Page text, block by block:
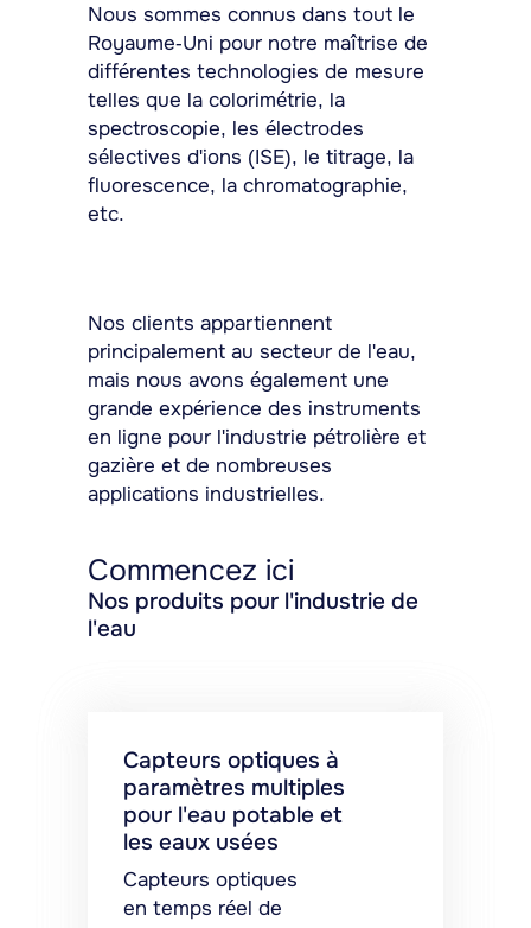
Nous sommes connus dans tout le
Royaume-Uni pour notre maîtrise de
différentes technologies de mesure
telles que la colorimétrie, la
spectroscopie, les électrodes
sélectives d'ions (ISE), le titrage, la
fluorescence, la chromatographie,
etc.
Nos clients appartiennent
principalement au secteur de l'eau,
mais nous avons également une
grande expérience des instruments
en ligne pour l'industrie pétrolière et
gazière et de nombreuses
applications industrielles.
Commencez ici
Nos produits pour l'industrie de
l'eau
Capteurs optiques à
paramètres multiples
pour l'eau potable et
les eaux usées
Capteurs optiques
en temps réel de